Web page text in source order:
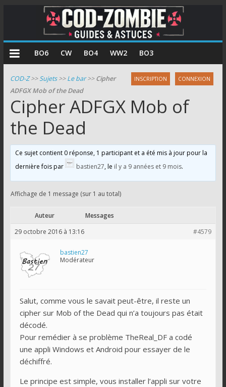
COD
Zombie
Guides
et
astuces
pour
le
mode
zombie
de
Call
BO6 CW BO4 WW2 BO3
INSCRIPTION CONNEXION
COD-Z>>Sujets>>Le bar>>Cipher
ADFGX Mob of the Dead
Cipher ADFGX Mob of
the Dead
Ce sujet contient 0 réponse, 1 participant et a été mis à jour pour la
dernière fois par
bastien27 , le il y a 9 années et 9 mois.
Affichage de 1 message (sur 1 au total)
Auteur
Messages
29 octobre 2016 à 13:16
#4579
bastien27
Modérateur
Salut, comme vous le savait peut-être, il reste un
cipher sur Mob of the Dead qui n’a toujours pas était
décodé.
Pour remédier à se problème TheReal_DF a codé
une appli Windows et Android pour essayer de le
déchiffré.
Le principe est simple, vous installer l’appli sur votre